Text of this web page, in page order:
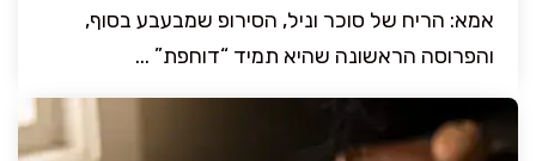
אמא: הריח של סוכר וניל, הסירופ שמבעבע בסוף,
והפרוסה הראשונה שהיא תמיד “דוחפת” ...